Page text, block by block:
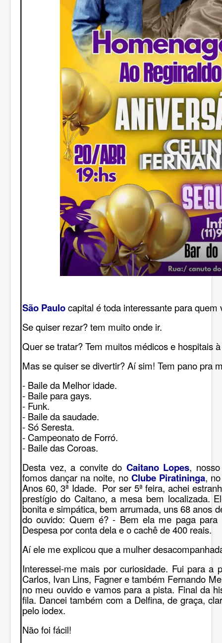
São Paulocapital é toda interessante para quem
Se quiser rezar? tem muito onde ir.
Quer se tratar? Tem muitos médicos e hospitais
Mas se quiser se divertir? Aí sim! Tem pano pra
- Baile da Melhor idade.
- Baile para gays.
- Funk.
- Baile da saudade.
- Só Seresta.
- Campeonato de Forró.
- Baile das Coroas.
Desta vez, a convite do Caitano Lopes,
fomos dançar na noite, no Clube Piratininga,
Anos 60, 3ª Idade. Por ser 5ª feira, achei
prestígio do Caitano, a mesa bem localizada.
bonita e simpática, bem arrumada, uns 68 anos
do ouvido: Quem é? - Bem ela me paga
Despesa por conta dela e o cachê de 400 reais.
Aí ele me explicou que a mulher
Interessei-me mais por curiosidade. Fui para a
Carlos, Ivan Lins, Fagner e também Fernando
no meu ouvido e vamos para a pista. Final da
fila. Dancei também com a Delfina, de graça,
pelo iodex.
Não foi fácil!